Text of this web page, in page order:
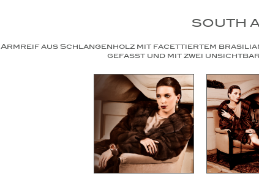
SOUTH
Armreif aus Schlangenholz mit facettiertem
gefasst und mit zwei